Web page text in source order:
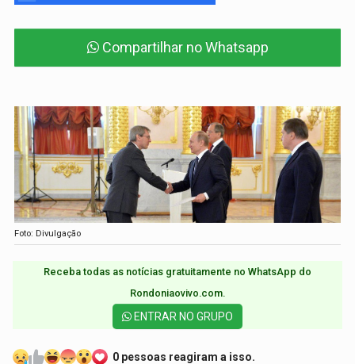
Compartilhar no Whatsapp
Foto: Divulgação
Receba todas as notícias gratuitamente no WhatsApp do
Rondoniaovivo.com.​
ENTRAR NO GRUPO
0 pessoas reagiram a isso.